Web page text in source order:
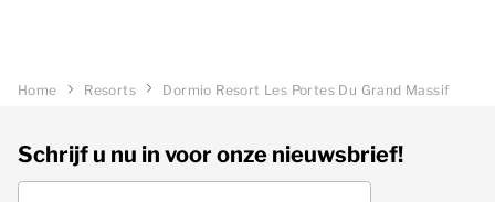
Home Resorts Dormio Resort Les Portes Du Grand Massif
Schrijf u nu in voor onze nieuwsbrief!